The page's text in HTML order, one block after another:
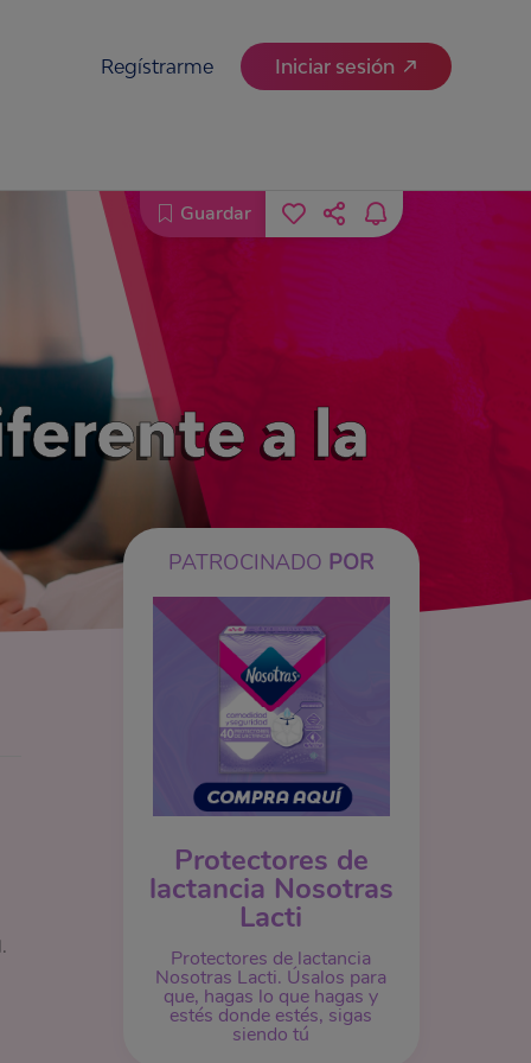
Regístrarme Iniciar sesión
a la
PATROCINADO POR
Protectores de
lactancia Nosotras
Lacti
Protectores de lactancia
Nosotras Lacti. Úsalos para
que, hagas lo que hagas y
estés donde estés, sigas
siendo tú
Guardar